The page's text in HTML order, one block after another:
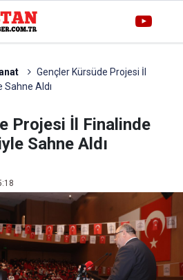
Gençler Kürsüde Projesi İl
Sahne Aldı
Projesi İl Finalinde
Sahne Aldı